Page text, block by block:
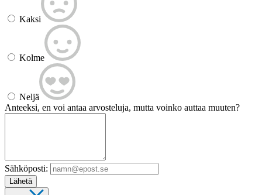
Kaksi
Kolme
Neljä
Anteeksi, en voi antaa arvosteluja, mutta voinko auttaa muuten?
Sähköposti:
Lähetä